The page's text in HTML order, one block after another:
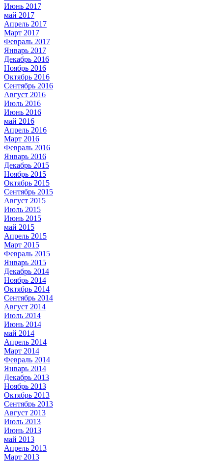
Июнь 2017
май 2017
Апрель 2017
Март 2017
Февраль 2017
Январь 2017
Декабрь 2016
Ноябрь 2016
Октябрь 2016
Сентябрь 2016
Август 2016
Июль 2016
Июнь 2016
май 2016
Апрель 2016
Март 2016
Февраль 2016
Январь 2016
Декабрь 2015
Ноябрь 2015
Октябрь 2015
Сентябрь 2015
Август 2015
Июль 2015
Июнь 2015
май 2015
Апрель 2015
Март 2015
Февраль 2015
Январь 2015
Декабрь 2014
Ноябрь 2014
Октябрь 2014
Сентябрь 2014
Август 2014
Июль 2014
Июнь 2014
май 2014
Апрель 2014
Март 2014
Февраль 2014
Январь 2014
Декабрь 2013
Ноябрь 2013
Октябрь 2013
Сентябрь 2013
Август 2013
Июль 2013
Июнь 2013
май 2013
Апрель 2013
Март 2013